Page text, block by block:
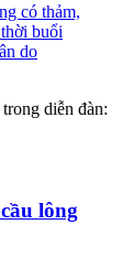
có thảm,
buổi
do
diễn đàn:
lông